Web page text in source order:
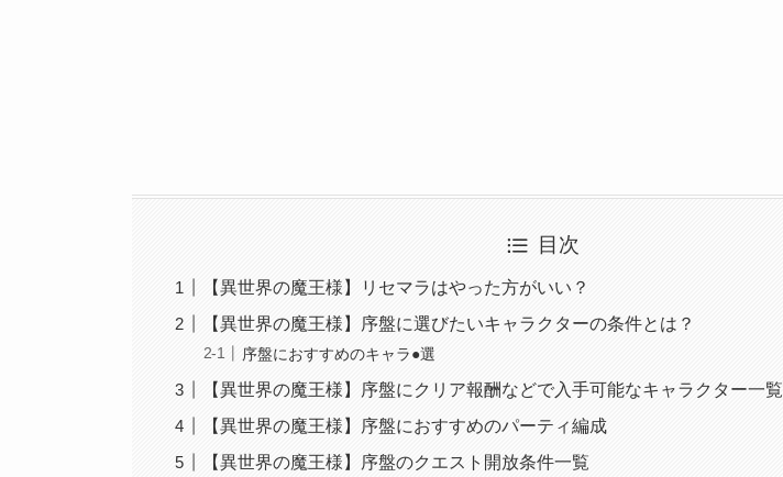
目次
【異世界の魔王様】リセマラはやった方がいい？
【異世界の魔王様】序盤に選びたいキャラクターの条件とは？
序盤におすすめのキャラ●選
【異世界の魔王様】序盤にクリア報酬などで入手可能なキャラクター一覧
【異世界の魔王様】序盤におすすめのパーティ編成
【異世界の魔王様】序盤のクエスト開放条件一覧